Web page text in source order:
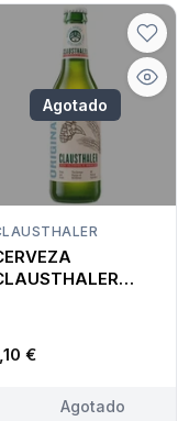
Agotado
€
Agotado